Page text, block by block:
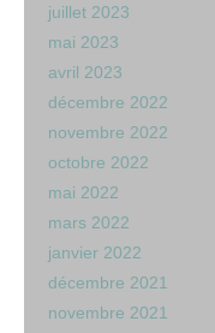
juillet 2023
mai 2023
avril 2023
décembre 2022
novembre 2022
octobre 2022
mai 2022
mars 2022
janvier 2022
décembre 2021
novembre 2021